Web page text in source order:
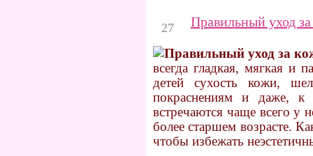
27 Правильный уход
всегда гладкая, мягкая и
детей сухость кожи,
покраснениям и даже,
встречаются чаще всего у
более старшем возрасте.
чтобы избежать